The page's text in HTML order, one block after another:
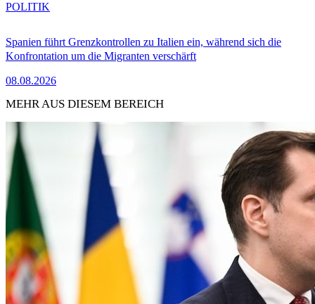
Spanien führt Grenzkontrollen zu Italien ein, während sich die
Konfrontation um die Migranten verschärft
08.08.2026
POLITIK
MEHR AUS DIESEM BEREICH